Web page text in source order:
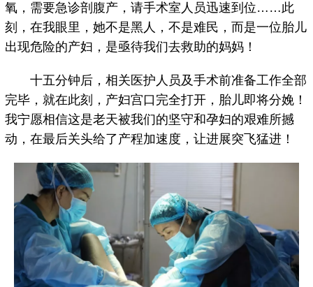
氧，需要急诊剖腹产，请手术室人员迅速到位……此
刻，在我眼里，她不是黑人，不是难民，而是一位胎儿
出现危险的产妇，是亟待我们去救助的妈妈！
十五分钟后，相关医护人员及手术前准备工作全部
完毕，就在此刻，产妇宫口完全打开，胎儿即将分娩！
我宁愿相信这是老天被我们的坚守和孕妇的艰难所撼
动，在最后关头给了产程加速度，让进展突飞猛进！